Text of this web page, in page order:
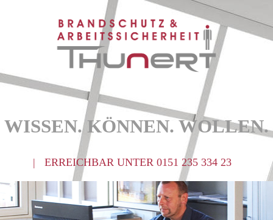
WISSEN. KÖNNEN. WOLLEN.
| ERREICHBAR UNTER 0151 235 334 23